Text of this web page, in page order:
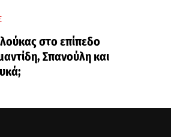
στο επίπεδο
Σπανούλη και